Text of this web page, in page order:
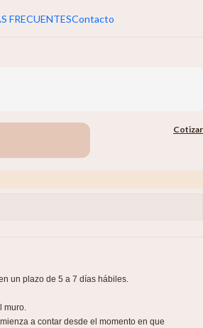
FRECUENTESContacto
Cotizar
un plazo de 5 a 7 días hábiles.
muro.
a contar desde el momento en que